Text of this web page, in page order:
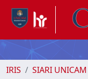
IRIS SIARI UNICAM